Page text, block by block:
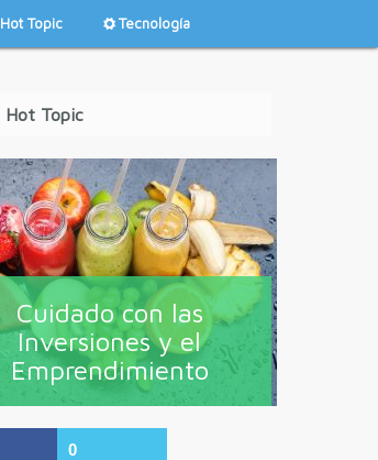
Hot Topic Tecnología
Hot Topic
Cuidado con las
Inversiones y el
Emprendimiento
0